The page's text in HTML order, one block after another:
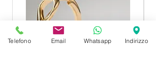
Telefono Email Whatsapp Indirizzo